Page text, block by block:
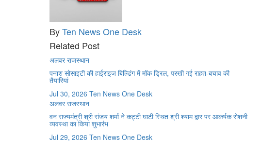
ByTen News One Desk
Related Post
अलवरराजस्थान
पनाश सोसाइटी की हाईराइज बिल्डिंग में मॉक ड्रिल, परखी गई राहत-बचाव की
तैयारियां
Jul 30, 2026 Ten News One Desk
अलवरराजस्थान
वन राज्यमंत्री श्री संजय शर्मा ने कट्टी घाटी स्थित श्री श्याम द्वार पर आकर्षक रोशनी
व्यवस्था का किया शुभारंभ
Jul 29, 2026 Ten News One Desk